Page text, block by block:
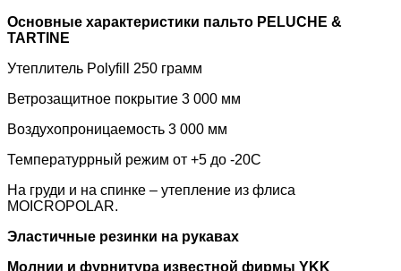
Основные характеристики пальто PELUCHE &
TARTINE
Утеплитель Polyfill
250 грамм
Ветрозащитное покрытие 3 000 мм
Воздухопроницаемость 3 000 мм
Температуррный режим от +5 до -20С
На груди и на спинке – утепление из флиса
MOICROPOLAR.
Эластичные резинки на рукавах
Молнии и фурнитура известной фирмы YKK